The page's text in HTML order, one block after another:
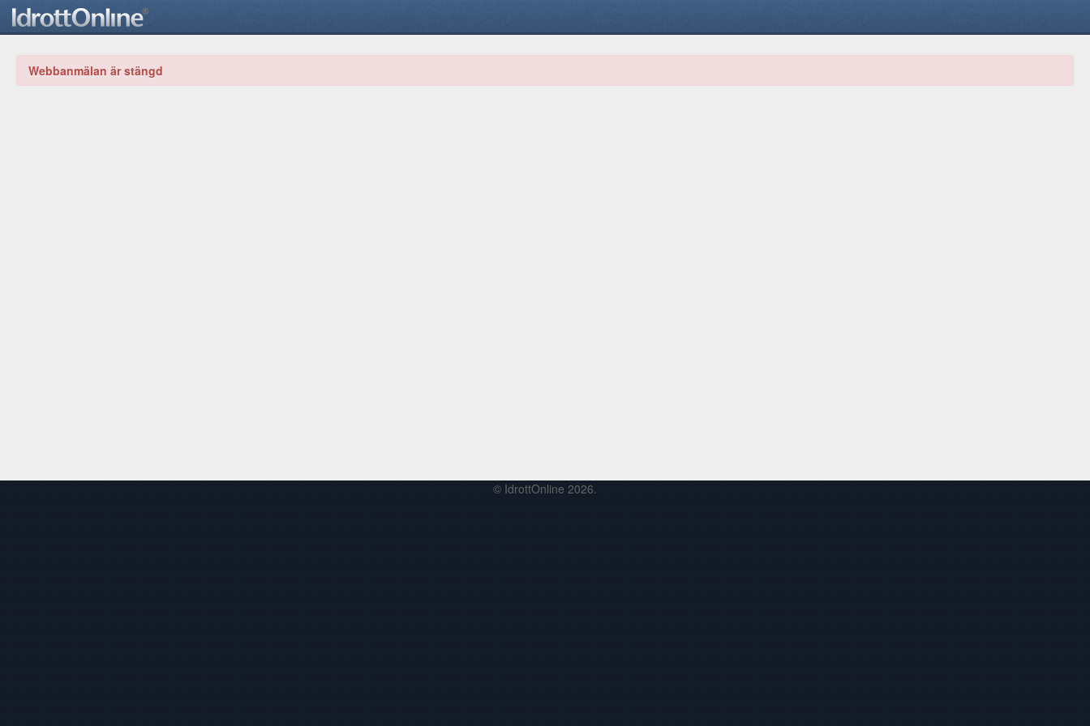
Webbanmälan är stängd
© IdrottOnline 2026.